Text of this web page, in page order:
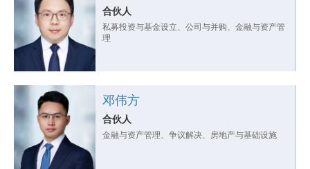
合伙人
私募投资与基金设立、公司与并购、金融与资产管
理
邓伟方
合伙人
金融与资产管理、争议解决、房地产与基础设施